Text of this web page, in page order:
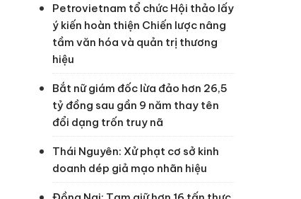
Petrovietnam tổ chức Hội thảo lấy
ý kiến hoàn thiện Chiến lược nâng
tầm văn hóa và quản trị thương
hiệu
Bắt nữ giám đốc lừa đảo hơn 26,5
tỷ đồng sau gần 9 năm thay tên
đổi dạng trốn truy nã
Thái Nguyên: Xử phạt cơ sở kinh
doanh dép giả mạo nhãn hiệu